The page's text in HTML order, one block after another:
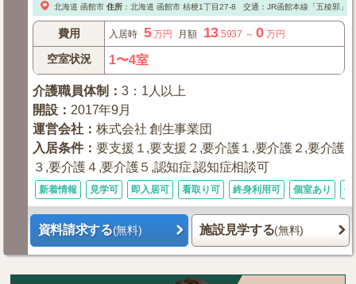
北海道 函館市 住所： 北海道 函館市桔梗1丁目27-8 交通：JR函館本線「五稜郭」
費用 入居時 5万円 月額 13 .5937 ～0 万円
空室状況 1〜4室
介護職員体制 ：3：1人以上
開設 ： 2017年9月
運営会社 ：株式会社 創生事業団
入居条件：要支援１,要支援２,要介護１,要介護２,要介護
３,要介護４,要介護５,認知症,認知症相談可
新着情報 見学可 即入居可 看取り可 終身利用可 個室あり 体
資料請求する(無料) 施設見学する(無料)